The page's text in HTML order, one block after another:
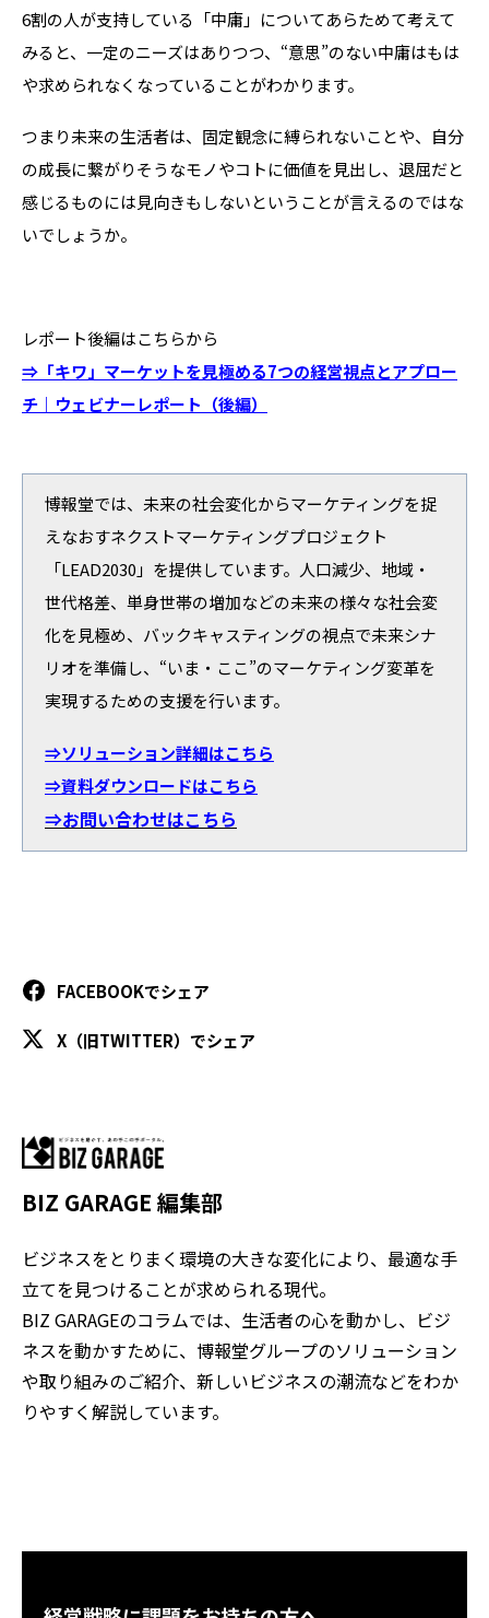
6割の人が支持している「中庸」についてあらためて考えて
みると、一定のニーズはありつつ、 “意思”のない中庸はもは
や求められなくなっていることがわかります。
つまり未来の生活者は、固定観念に縛られないことや、自分
の成長に繋がりそうなモノやコトに価値を見出し、退屈だと
感じるものには見向きもしないということが言えるのではな
いでしょうか。
レポート後編はこちらから
⇒「キワ」マーケットを見極める7つの経営視点とアプロー
チ｜ウェビナーレポート（後編）
博報堂では、未来の社会変化からマーケティングを捉
えなおすネクストマーケティングプロジェクト
「LEAD2030」を提供しています。人口減少、地域・
世代格差、単身世帯の増加などの未来の様々な社会変
化を見極め、バックキャスティングの視点で未来シナ
リオを準備し、“いま・ここ”のマーケティング変革を
実現するための支援を行います。
⇒ソリューション詳細はこちら
⇒資料ダウンロードはこちら
⇒お問い合わせはこちら
FACEBOOKでシェア
X（旧TWITTER）でシェア
BIZ GARAGE 編集部
ビジネスをとりまく環境の大きな変化により、最適な手
立てを見つけることが求められる現代。
BIZ GARAGEのコラムでは、生活者の心を動かし、ビジ
ネスを動かすために、博報堂グループのソリューション
や取り組みのご紹介、新しいビジネスの潮流などをわか
りやすく解説しています。